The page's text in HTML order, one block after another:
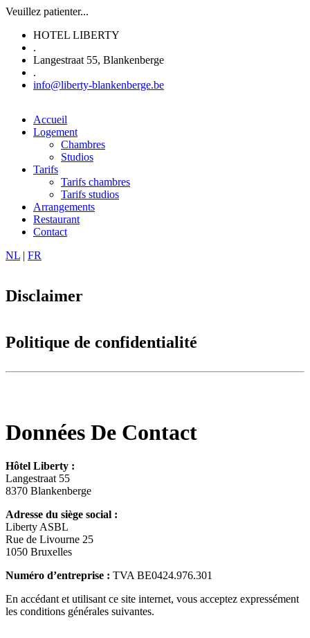
Aller
contenu
principal
Veuillez patienter...
HOTEL LIBERTY
.
Langestraat 55, Blankenberge
.
info@liberty-blankenberge.be
Main
navigation
Accueil
Logement
Chambres
Studios
Tarifs
Tarifs chambres
Tarifs studios
Arrangements
Restaurant
Contact
NL | FR
Disclaimer
Politique de confidentialité
Données De Contact
Hôtel Liberty :
Langestraat 55
8370 Blankenberge
Adresse du siège social :
Liberty ASBL
Rue de Livourne 25
1050 Bruxelles
Numéro d’entreprise : TVA BE0424.976.301
En accédant et utilisant ce site internet, vous acceptez expressément
les conditions générales suivantes.